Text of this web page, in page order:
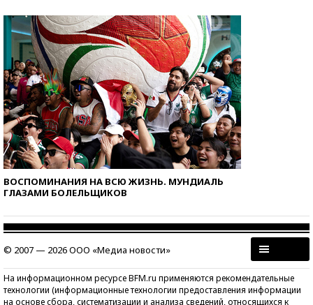
ВОСПОМИНАНИЯ НА ВСЮ ЖИЗНЬ. МУНДИАЛЬ
ГЛАЗАМИ БОЛЕЛЬЩИКОВ
© 2007 — 2026 ООО «Медиа новости»
На информационном ресурсе BFM.ru применяются рекомендательные
технологии (информационные технологии предоставления информации
на основе сбора, систематизации и анализа сведений, относящихся к